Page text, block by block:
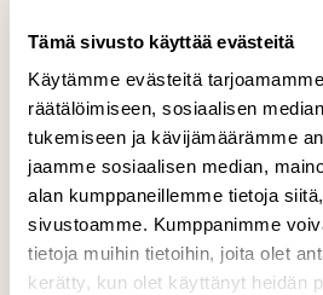
Tämä sivusto käyttää evästeitä
Käytämme evästeitä
räätälöimiseen, sosiaalisen
tukemiseen ja kävijämäärämme
jaamme sosiaalisen median,
alan kumppaneillemme tietoja
sivustoamme. Kumppanimme
tietoja muihin tietoihin, joita olet
kerätty, kun olet käyttänyt heidän
Kevään
Ovat aika voimakkaita.
lisäillä. Puiden välistä
on jo laitumella. Yksi
pistämään.